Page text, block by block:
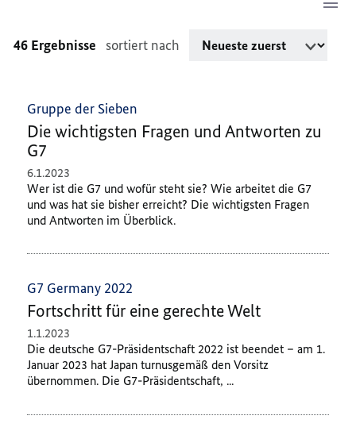
46 Ergebnisse
sortiert nach
Gruppe der Sieben
Die wichtigsten Fragen und Antworten zu
G7
6.1.2023
Wer ist die G7 und wofür steht sie? Wie arbeitet die G7
und was hat sie bisher erreicht? Die wichtigsten Fragen
und Antworten im Überblick.
G7 Germany 2022
Fortschritt für eine gerechte Welt
1.1.2023
Die deutsche G7-Präsidentschaft 2022 ist beendet – am 1.
Januar 2023 hat Japan turnusgemäß den Vorsitz
übernommen. Die G7-Präsidentschaft, ...